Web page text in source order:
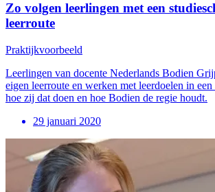
Zo volgen leerlingen met een
leerroute
Praktijkvoorbeeld
Leerlingen van docente Nederlands Bodien
eigen leerroute en werken met leerdoelen in een
hoe zij dat doen en hoe Bodien de regie houdt.
29 januari 2020